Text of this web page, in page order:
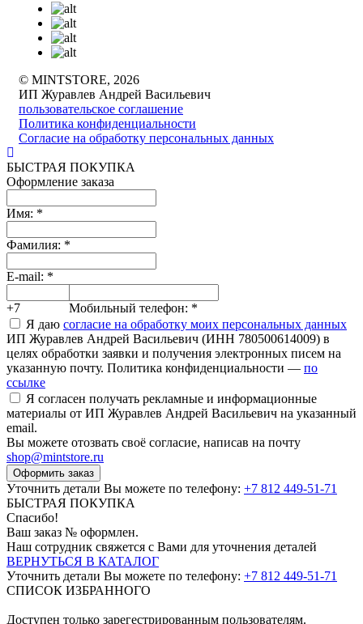
© MINTSTORE, 2026
ИП Журавлев Андрей Васильевич
пользовательское соглашение
Политика конфиденциальности
Согласие на обработку персональных данных
БЫСТРАЯ ПОКУПКА
Оформление заказа
Имя: *
Фамилия: *
E-mail: *
+7 Мобильный телефон: *
Я даю согласие на обработку моих персональных данных
ИП Журавлев Андрей Васильевич (ИНН 780500614009) в
целях обработки заявки и получения электронных писем на
указанную почту. Политика конфиденциальности — по
ссылке
Я согласен получать рекламные и информационные
материалы от ИП Журавлев Андрей Васильевич на указанный
email.
Вы можете отозвать своё согласие, написав на почту
shop@mintstore.ru
Оформить заказ
Уточнить детали Вы можете по телефону: +7 812 449-51-71
БЫСТРАЯ ПОКУПКА
Спасибо!
Ваш заказ № оформлен.
Наш сотрудник свяжется с Вами для уточнения деталей
ВЕРНУТЬСЯ В КАТАЛОГ
Уточнить детали Вы можете по телефону: +7 812 449-51-71
СПИСОК ИЗБРАННОГО
Доступен только зарегестрированным пользователям.